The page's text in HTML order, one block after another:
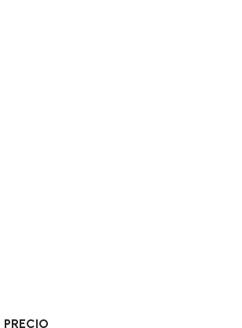
PRECIO